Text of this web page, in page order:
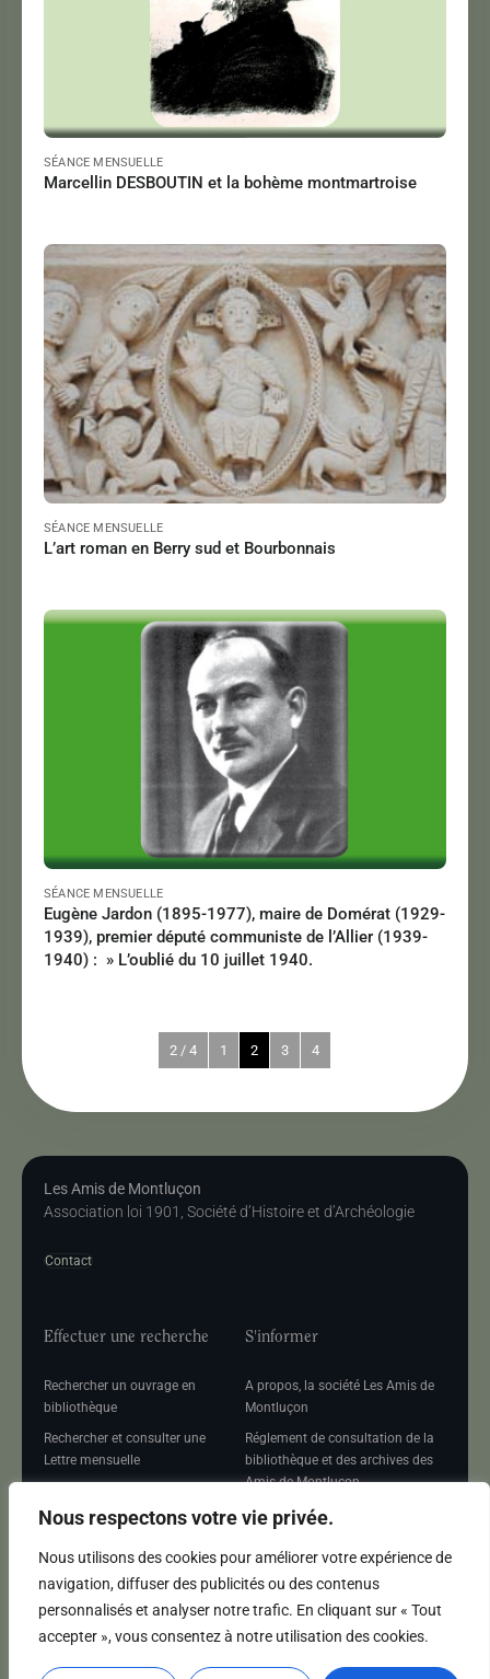
Nous respectons votre vie privée.
Nous utilisons des cookies pour améliorer votre expérience de
navigation, diffuser des publicités ou des contenus
personnalisés et analyser notre trafic. En cliquant sur « Tout
accepter », vous consentez à notre utilisation des cookies.
SÉANCE MENSUELLE
Marcellin DESBOUTIN et la bohème montmartroise
LEMONNIER Jean-Claude
Le 09/03/2024 à 15:00
Lire
SÉANCE MENSUELLE
L’art roman en Berry sud et Bourbonnais
PERRIN Jean-Paul
Le 09/02/2024 à 18:00
Lire
SÉANCE MENSUELLE
Eugène Jardon (1895-1977), maire de Domérat (1929-
1939), premier député communiste de l’Allier (1939-
1940) : » L’oublié du 10 juillet 1940.
2 / 4 1 2 3 4
Les Amis de Montluçon
Association loi 1901, Société d’Histoire et d’Archéologie
Contact
Effectuer une recherche
Rechercher un ouvrage en
bibliothèque
Rechercher et consulter une
Lettre mensuelle
mensuelle
S'informer
A propos, la société Les Amis de
Montluçon
Réglement de consultation de la
bibliothèque et des archives des
Amis de Montluçon
Mentions légales
Adhérer